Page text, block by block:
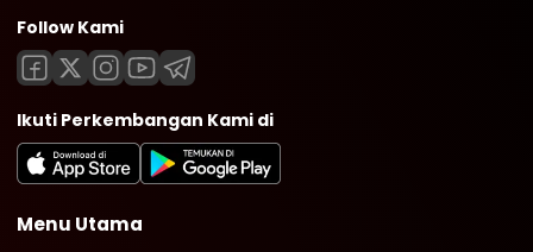
Follow Kami
Ikuti Perkembangan Kami di
Menu Utama